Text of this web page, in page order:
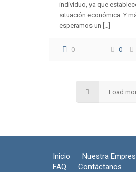
individuo, ya que
situación económica. Y
esperamos un […]
0 0
Load
Inicio Nuestra
FAQ
Contáctanos